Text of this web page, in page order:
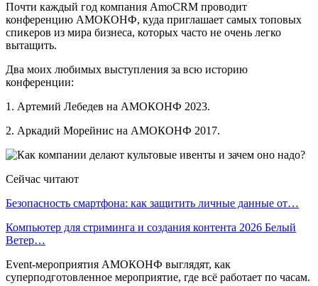
Почти каждый год компания AmoCRM проводит
конференцию АМОКОНФ, куда приглашает самых топовых
спикеров из мира бизнеса, которых часто не очень легко
вытащить.
Два моих любимых выступления за всю историю
конференции:
1. Артемий Лебедев на АМОКОНФ 2023.
2. Аркадий Морейнис на АМОКОНФ 2017.
Сейчас читают
Безопасность смартфона: как защитить личные данные от…
Компьютер для стриминга и создания контента 2026 Белый
Ветер…
Event-мероприятия АМОКОНФ выглядят, как
суперподготовленное мероприятие, где всё работает по часам.